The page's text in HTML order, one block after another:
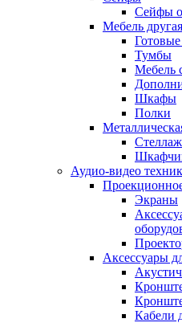
Сейфы
Мебель другая
Тумбы
Мебель
Шкафы
Полки
Аудио-видео
Экраны
Аксессуары
Кабели